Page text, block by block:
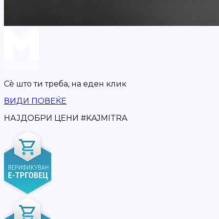
Сè што ти треба, на еден клик
ВИДИ ПОВЕЌЕ
НАЈДОБРИ ЦЕНИ #KAJMITRA